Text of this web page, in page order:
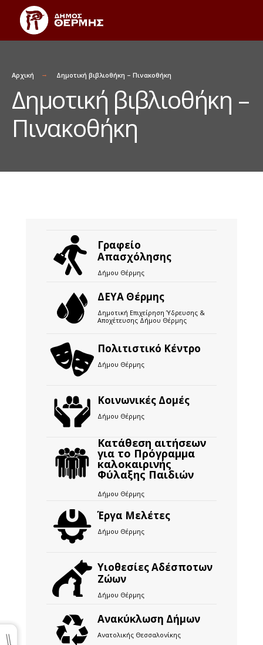
Αρχική Δημοτική βιβλιοθήκη – Πινακοθήκη
Δημοτική βιβλιοθήκη –
Πινακοθήκη
Γραφείο
Απασχόλησης
Δήμου Θέρμης
ΔΕΥΑ Θέρμης
Δημοτική Επιχείρηση Ύδρευσης &
Αποχέτευσης Δήμου Θέρμης
Πολιτιστικό Κέντρο
Δήμου Θέρμης
Κοινωνικές Δομές
Δήμου Θέρμης
Κατάθεση αιτήσεων
για το Πρόγραμμα
καλοκαιρινής
Φύλαξης Παιδιών
Δήμου Θέρμης
Έργα Μελέτες
Δήμου Θέρμης
Υιοθεσίες Αδέσποτων
Ζώων
Δήμου Θέρμης
Ανακύκλωση Δήμων
Ανατολικής Θεσσαλονίκης